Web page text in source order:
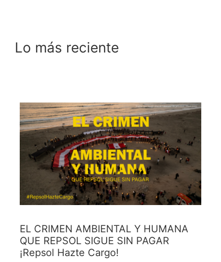
Lo más reciente
EL CRIMEN AMBIENTAL Y HUMANA
QUE REPSOL SIGUE SIN PAGAR
¡Repsol Hazte Cargo!